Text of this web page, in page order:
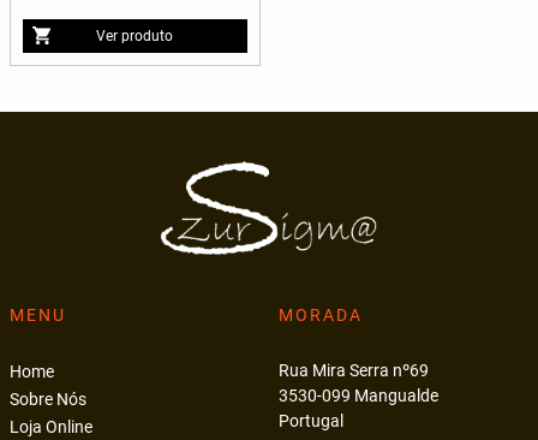
Ver produto
MENU
Home
Sobre Nós
Loja Online
MORADA
Rua Mira Serra nº69
3530-099 Mangualde
Portugal